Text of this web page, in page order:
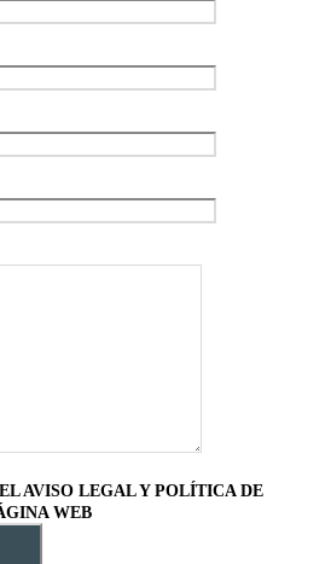
AVISO LEGAL Y POLÍTICA DE
WEB